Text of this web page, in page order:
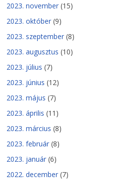
2023. november (15)
2023. október (9)
2023. szeptember (8)
2023. augusztus (10)
2023. július (7)
2023. június (12)
2023. május (7)
2023. április (11)
2023. március (8)
2023. február (8)
2023. január (6)
2022. december (7)